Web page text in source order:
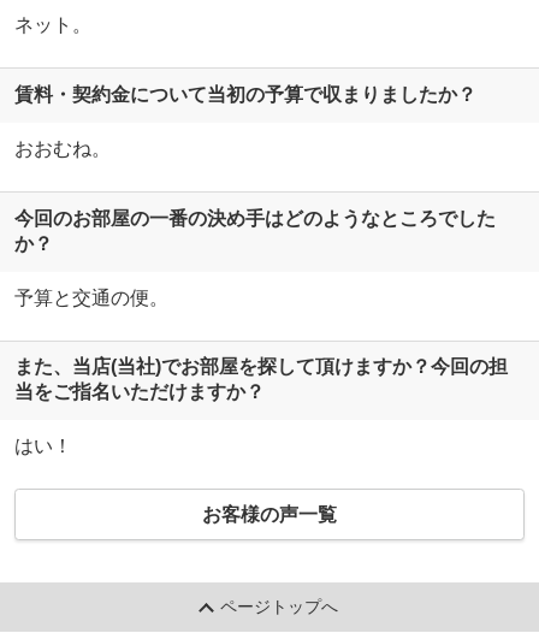
ネット。
賃料・契約金について当初の予算で収まりましたか？
おおむね。
今回のお部屋の一番の決め手はどのようなところでした
か？
予算と交通の便。
また、当店(当社)でお部屋を探して頂けますか？今回の担
当をご指名いただけますか？
はい！
お客様の声一覧
ページトップへ